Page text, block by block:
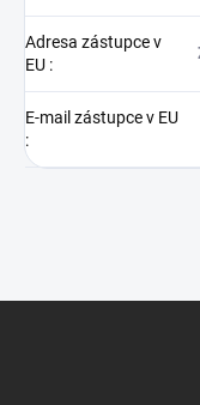
Adresa zástupce v
EU :
E-mail zástupce v EU
: